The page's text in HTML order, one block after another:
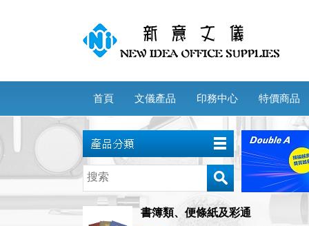
首頁 文儀產品 印務中心 特價商品
書簿類、便條紙及彩通